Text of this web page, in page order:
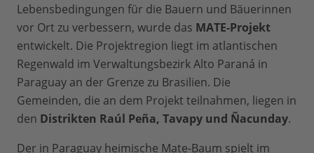
Lebensbedingungen für die Bauern und Bäuerinnen
vor Ort zu verbessern, wurde das MATE-Projekt
entwickelt. Die Projektregion liegt im atlantischen
Regenwald im Verwaltungsbezirk Alto Paraná in
Paraguay an der Grenze zu Brasilien. Die
Gemeinden, die an dem Projekt teilnahmen, liegen in
den Distrikten Raúl Peña, Tavapy und Ñacunday.
Der in Paraguay heimische Mate-Baum spielt im